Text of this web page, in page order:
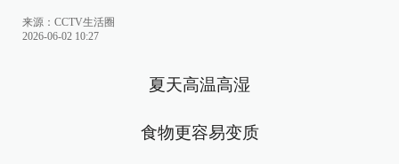
来源： CCTV生活圈
2026-06-02 10:27
夏天高温高湿
食物更容易变质